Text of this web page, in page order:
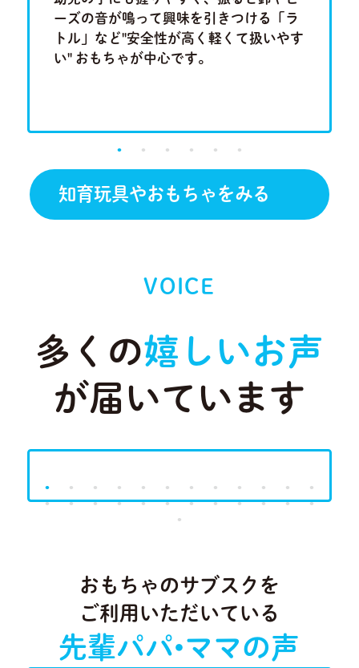
ーズの音が鳴って興味を引きつける「ラ
トル」など"安全性が高く軽くて扱いやす
い" おもちゃが中心です。
知育玩具やおもちゃをみる
VOICE
多くの嬉しいお声
が届いています
おもちゃのサブスクを
ご利用いただいている
先輩パパ•ママの声